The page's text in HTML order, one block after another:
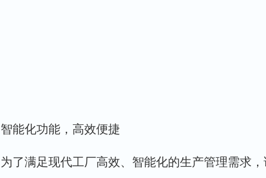
智能化功能，高效便捷
为了满足现代工厂高效、智能化的生产管理需求